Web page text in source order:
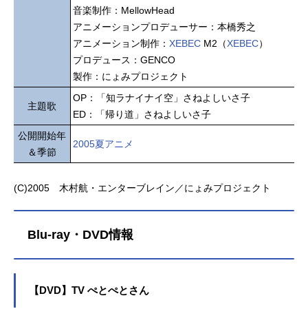
音楽制作：MellowHead
アニメーションプロデューサー：本橋秀之
アニメーション制作： XEBEC M2（XEBEC）
プロデュース：GENCO
製作：にょみプロジェクト
主題歌
OP：「知ラナイナイ空」さねよしいさ子
ED：「帰り道」さねよしいさ子
公開開始年
＆季節
2005夏アニメ
(C)2005 木村航・エンターブレイン／にょみプロジェクト
Blu-ray・DVD情報
【DVD】TV ぺとぺとさん